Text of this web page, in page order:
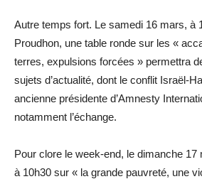
Autre temps fort. Le samedi 16 mars, à
Proudhon, une table ronde sur les «
terres, expulsions forcées » permettra
sujets d’actualité, dont le conflit Israël-
ancienne présidente d’Amnesty
notamment l’échange.
Pour clore le week-end, le dimanche 17
à 10h30 sur « la grande pauvreté, une